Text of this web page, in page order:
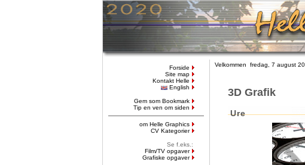
Forside
Site map
Kontakt Helle
English
Gem som Bookmark
Tip en ven om siden
om Helle Graphics
CV Kategorier
Se f.eks.:
Film/TV opgaver
Grafiske opgaver
Velkommen fredag, 7 august
3D Grafik
Ure